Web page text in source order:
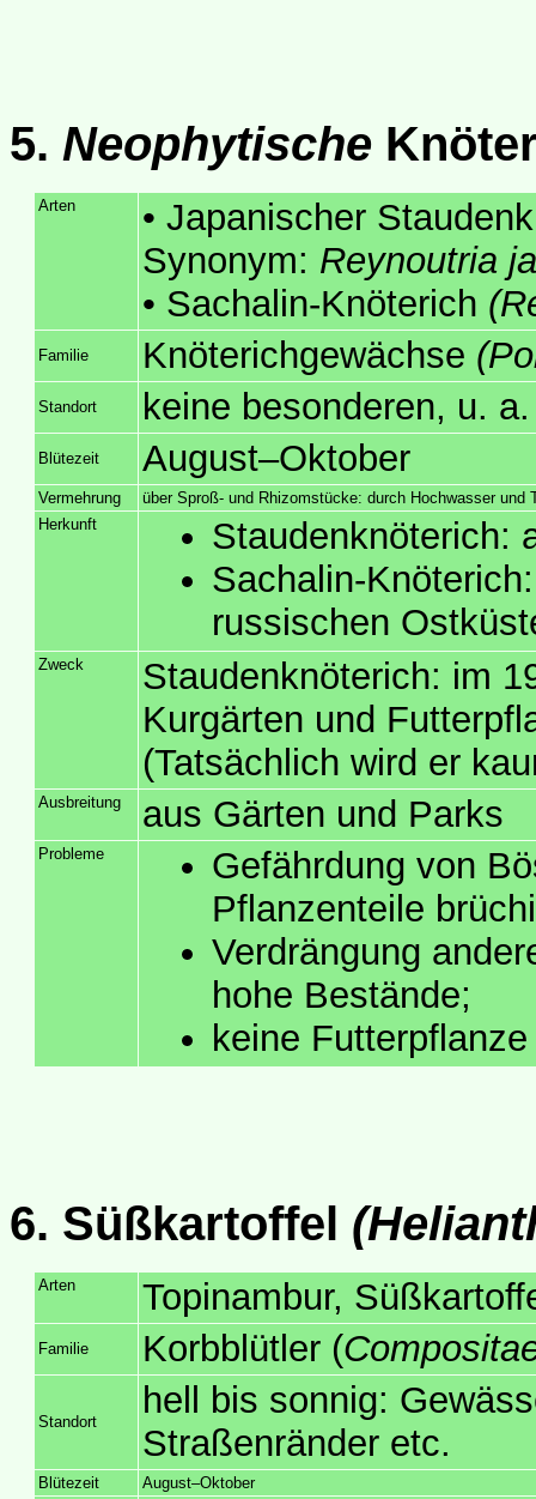
5. Neophytische
Arten
• Japanischer
Synonym: Reynoutria
• Sachalin-Knöterich
Familie Knöterichgewächse
Standort keine besonderen, u.
Blütezeit August–Oktober
Vermehrung
über Sproß- und Rhizomstücke: durch Hochwasser und
Herkunft
Staudenknöterich:
Sachalin-
russischen
Zweck
Staudenknöterich: im
Kurgärten und
(Tatsächlich wird er
Ausbreitung aus Gärten und Parks
Probleme
Gefährdung von
Pflanzenteile
Verdrängung
hohe Bestände;
keine
6. Süßkartoffel
Arten Topinambur,
Familie Korbblütler (
Standort
hell bis sonnig:
Straßenränder etc.
Blütezeit
August–Oktober